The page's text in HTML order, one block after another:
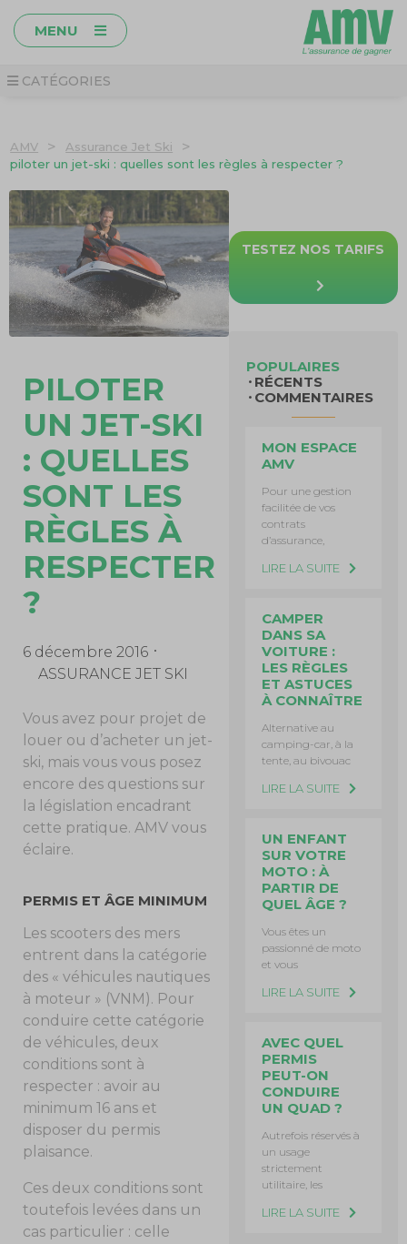
MENU
CATÉGORIES
AMV > Assurance Jet Ski >
piloter un jet-ski : quelles sont les règles à respecter ?
PILOTER
UN JET-SKI
: QUELLES
SONT LES
RÈGLES À
RESPECTER
?
6 décembre 2016
ASSURANCE JET SKI
Vous avez pour projet de
louer ou d’acheter un jet-
ski, mais vous vous posez
encore des questions sur
la législation encadrant
cette pratique. AMV vous
éclaire.
PERMIS ET ÂGE MINIMUM
Les scooters des mers
entrent dans la catégorie
des « véhicules nautiques
à moteur » (VNM). Pour
conduire cette catégorie
de véhicules, deux
conditions sont à
respecter : avoir au
minimum 16 ans et
disposer du permis
plaisance.
Ces deux conditions sont
toutefois levées dans un
cas particulier : celle
TESTEZ NOS TARIFS
POPULAIRES
RÉCENTS
COMMENTAIRES
MON ESPACE
AMV
Pour une gestion
facilitée de vos
contrats
d’assurance,
LIRE LA SUITE
CAMPER
DANS SA
VOITURE :
LES RÈGLES
ET ASTUCES
À CONNAÎTRE
Alternative au
camping-car, à la
tente, au bivouac
LIRE LA SUITE
UN ENFANT
SUR VOTRE
MOTO : À
PARTIR DE
QUEL ÂGE ?
Vous êtes un
passionné de moto
et vous
LIRE LA SUITE
AVEC QUEL
PERMIS
PEUT-ON
CONDUIRE
UN QUAD ?
Autrefois réservés à
un usage
strictement
utilitaire, les
LIRE LA SUITE